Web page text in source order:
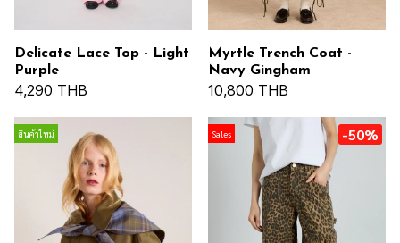
Delicate Lace Top - Light
Purple
4,290 THB
Myrtle Trench Coat -
Navy Gingham
10,800 THB
สินค้าใหม่ Sales -50%